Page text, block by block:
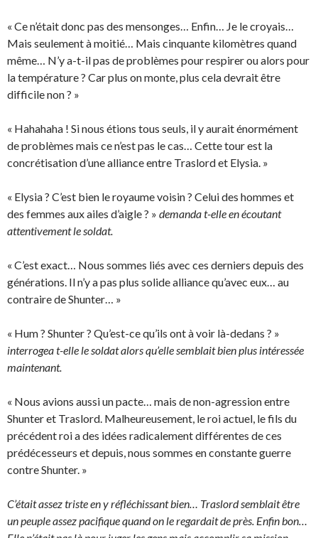
« Ce n’était donc pas des mensonges… Enfin… Je le croyais…
Mais seulement à moitié… Mais cinquante kilomètres quand
même… N’y a-t-il pas de problèmes pour respirer ou alors pour
la température ? Car plus on monte, plus cela devrait être
difficile non ? »
« Hahahaha ! Si nous étions tous seuls, il y aurait énormément
de problèmes mais ce n’est pas le cas… Cette tour est la
concrétisation d’une alliance entre Traslord et Elysia. »
« Elysia ? C’est bien le royaume voisin ? Celui des hommes et
des femmes aux ailes d’aigle ? » demanda t-elle en écoutant
attentivement le soldat.
« C’est exact… Nous sommes liés avec ces derniers depuis des
générations. Il n’y a pas plus solide alliance qu’avec eux… au
contraire de Shunter… »
« Hum ? Shunter ? Qu’est-ce qu’ils ont à voir là-dedans ? »
interrogea t-elle le soldat alors qu’elle semblait bien plus intéressée
maintenant.
« Nous avions aussi un pacte… mais de non-agression entre
Shunter et Traslord. Malheureusement, le roi actuel, le fils du
précédent roi a des idées radicalement différentes de ces
prédécesseurs et depuis, nous sommes en constante guerre
contre Shunter. »
C’était assez triste en y réfléchissant bien… Traslord semblait être
un peuple assez pacifique quand on le regardait de près. Enfin bon…